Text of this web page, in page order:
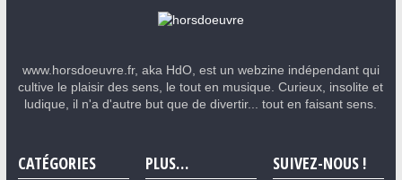
www.horsdoeuvre.fr, aka HdO, est un webzine indépendant qui
cultive le plaisir des sens, le tout en musique. Curieux, insolite et
ludique, il n'a d'autre but que de divertir... tout en faisant sens.
CATÉGORIES PLUS… SUIVEZ-NOUS !